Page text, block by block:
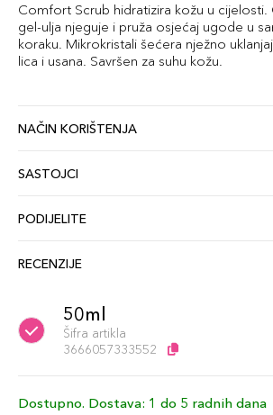
Comfort Scrub hidratizira kožu u cijelosti.
gel-ulja njeguje i pruža osjećaj ugode u
koraku. Mikrokristali šećera nježno
lica i usana. Savršen za suhu kožu.
NAČIN KORIŠTENJA
SASTOJCI
PODIJELITE
RECENZIJE
50ml
Šifra artikla
3666057333552
Dostupno. Dostava: 1 do 5 radnih dana